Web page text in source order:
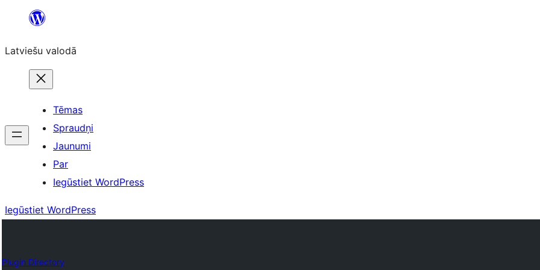
Pāriet
saturu
Latviešu valodā
Tēmas
Spraudņi
Jaunumi
Par
Iegūstiet WordPress
Iegūstiet WordPress
Plugin Directory